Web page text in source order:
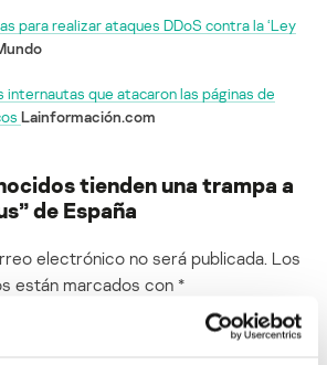
para realizar ataques DDoS contra la ‘Ley
que atacaron las páginas de
Lainformación.com
tienden una trampa a
de España
electrónico no será publicada. Los
están marcados con *